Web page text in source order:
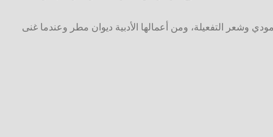
السعودية، وبدأت بنشر كتاباتها سنة 1985، وهي تكتب الشعر العمودي وشعر التفعيلة، ومن أعمالها الأدبية ديوان مطر وعندما غنى